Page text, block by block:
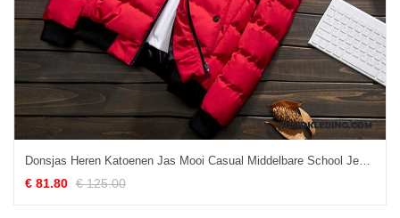
Donsjas Heren Katoenen Jas Mooi Casual Middelbare School Jeugd Trend Rood
€ 81.80 € 125.00